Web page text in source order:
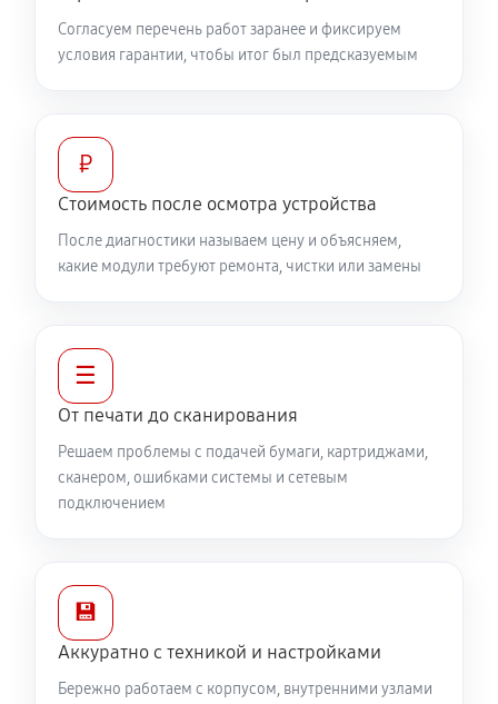
Согласуем перечень работ заранее и фиксируем
условия гарантии, чтобы итог был предсказуемым
₽
Стоимость после осмотра устройства
После диагностики называем цену и объясняем,
какие модули требуют ремонта, чистки или замены
☰
От печати до сканирования
Решаем проблемы с подачей бумаги, картриджами,
сканером, ошибками системы и сетевым
подключением
💾
Аккуратно с техникой и настройками
Бережно работаем с корпусом, внутренними узлами